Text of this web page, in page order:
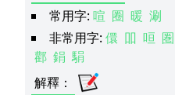
常用字: 喧 圈 暖 涮
非常用字: 儇 吅 咺 圏
酄 鋗 駽
解釋 ：